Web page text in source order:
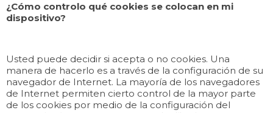
¿Cómo controlo qué cookies se colocan en mi
dispositivo?
Usted puede decidir si acepta o no cookies. Una
manera de hacerlo es a través de la configuración de su
navegador de Internet. La mayoría de los navegadores
de Internet permiten cierto control de la mayor parte
de los cookies por medio de la configuración del